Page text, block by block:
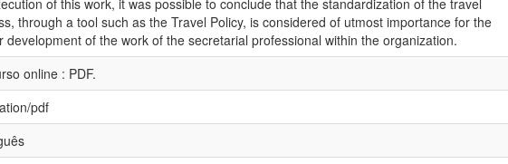
of this work, it was possible to conclude that the standardization of the travel
through a tool such as the Travel Policy, is considered of utmost importance for the
development of the work of the secretarial professional within the organization.
online : PDF.
pdf